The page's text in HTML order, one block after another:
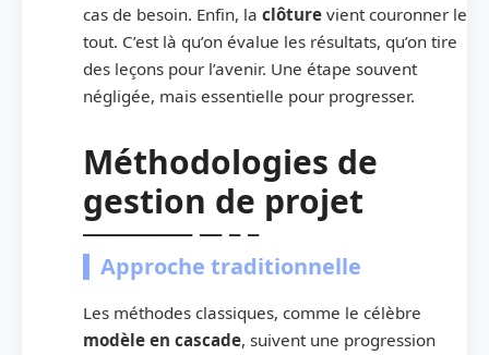
cas de besoin. Enfin, la clôture vient couronner le
tout. C’est là qu’on évalue les résultats, qu’on tire
des leçons pour l’avenir. Une étape souvent
négligée, mais essentielle pour progresser.
Méthodologies de
gestion de projet
Approche traditionnelle
Les méthodes classiques, comme le célèbre
modèle en cascade, suivent une progression